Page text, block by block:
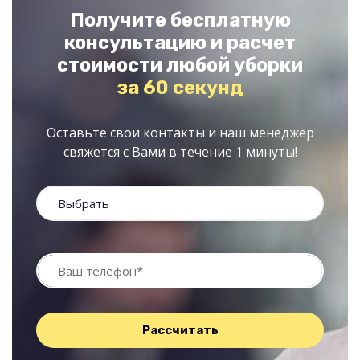
Получите бесплатную
консультацию и расчет
стоимости любой уборки
за 60 секунд
Оставьте свои контакты и наш менеджер
свяжется с Вами в течение 1 минуты!